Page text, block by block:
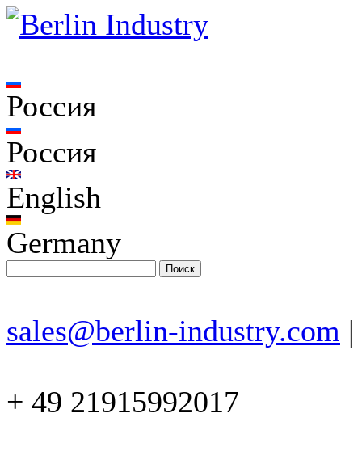
Россия
Россия
English
Germany
sales@berlin-industry.com |
+ 49 21915992017